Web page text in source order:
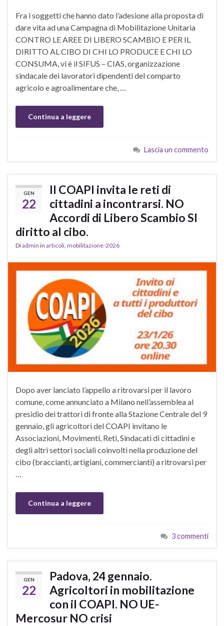
Fra i soggetti che hanno dato l’adesione alla proposta di
dare vita ad una Campagna di Mobilitazione Unitaria
CONTRO LE AREE DI LIBERO SCAMBIO E PER IL
DIRITTO AL CIBO DI CHI LO PRODUCE E CHI LO
CONSUMA, vi è il SIFUS – CIAS, organizzazione
sindacale dei lavoratori dipendenti del comparto
agricolo e agroalimentare che, …
Continua a leggere
Lascia un commento
GEN
22
Il COAPI invita le reti di
cittadini a incontrarsi. NO
Accordi di Libero Scambio SI
diritto al cibo.
Diadmin in articoli, mobilitazione-2026
Dopo aver lanciato l’appello a ritrovarsi per il lavoro
comune, come annunciato a Milano nell’assemblea al
presidio dei trattori di fronte alla Stazione Centrale del 9
gennaio, gli agricoltori del COAPI invitano le
Associazioni, Movimenti, Reti, Sindacati di cittadini e
degli altri settori sociali coinvolti nella produzione del
cibo (braccianti, artigiani, commercianti) a ritrovarsi per
…
Continua a leggere
3 commenti
GEN
22
Padova, 24 gennaio.
Agricoltori in mobilitazione
con il COAPI. NO UE-
Mercosur NO crisi